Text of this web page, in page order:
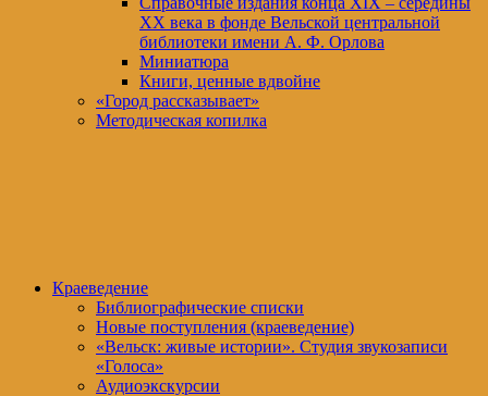
XX века в фонде Вельской центральной
библиотеки имени А. Ф. Орлова
Миниатюра
Книги, ценные вдвойне
«Город рассказывает»
Методическая копилка
Краеведение
Библиографические списки
Новые поступления (краеведение)
«Вельск: живые истории». Студия звукозаписи
«Голоса»
Аудиоэкскурсии